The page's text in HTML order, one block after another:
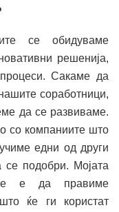
се обидуваме
решенија,
Сакаме да
соработници,
да се развиваме.
со компаниите што
едни од други
подобри. Мојата
е да правиме
ќе ги користат